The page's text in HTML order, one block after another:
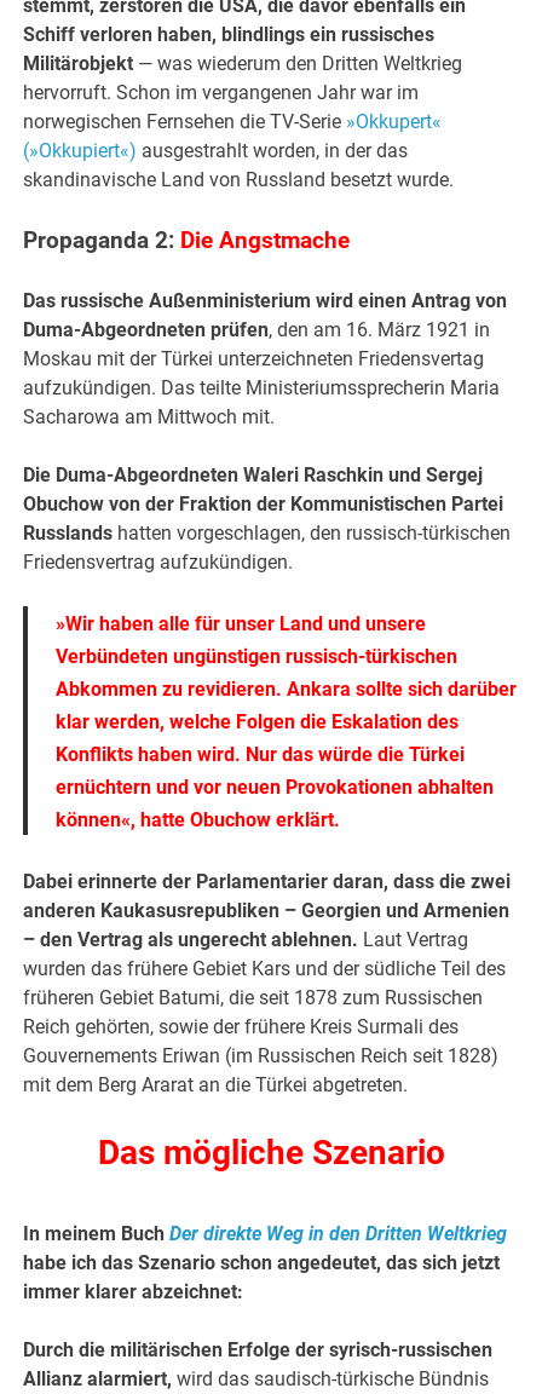
stemmt, zerstören die USA, die davor ebenfalls ein
Schiff verloren haben, blindlings ein russisches
Militärobjekt — was wiederum den Dritten Weltkrieg
hervorruft. Schon im vergangenen Jahr war im
norwegischen Fernsehen die TV-Serie »Okkupert«
(»Okkupiert«) ausgestrahlt worden, in der das
skandinavische Land von Russland besetzt wurde.
Propaganda 2: Die Angstmache
Das russische Außenministerium wird einen Antrag von
Duma-Abgeordneten prüfen, den am 16. März 1921 in
Moskau mit der Türkei unterzeichneten Friedensvertag
aufzukündigen. Das teilte Ministeriumssprecherin Maria
Sacharowa am Mittwoch mit.
Die Duma-Abgeordneten Waleri Raschkin und Sergej
Obuchow von der Fraktion der Kommunistischen Partei
Russlands hatten vorgeschlagen, den russisch-türkischen
Friedensvertrag aufzukündigen.
»Wir haben alle für unser Land und unsere
Verbündeten ungünstigen russisch-türkischen
Abkommen zu revidieren. Ankara sollte sich darüber
klar werden, welche Folgen die Eskalation des
Konflikts haben wird. Nur das würde die Türkei
ernüchtern und vor neuen Provokationen abhalten
können«, hatte Obuchow erklärt.
Dabei erinnerte der Parlamentarier daran, dass die zwei
anderen Kaukasusrepubliken – Georgien und Armenien
– den Vertrag als ungerecht ablehnen. Laut Vertrag
wurden das frühere Gebiet Kars und der südliche Teil des
früheren Gebiet Batumi, die seit 1878 zum Russischen
Reich gehörten, sowie der frühere Kreis Surmali des
Gouvernements Eriwan (im Russischen Reich seit 1828)
mit dem Berg Ararat an die Türkei abgetreten.
Das mögliche Szenario
In meinem BuchDer direkte Weg in den Dritten Weltkrieg
habe ich das Szenario schon angedeutet, das sich jetzt
immer klarer abzeichnet:
Durch die militärischen Erfolge der syrisch-russischen
Allianz alarmiert, wird das saudisch-türkische Bündnis